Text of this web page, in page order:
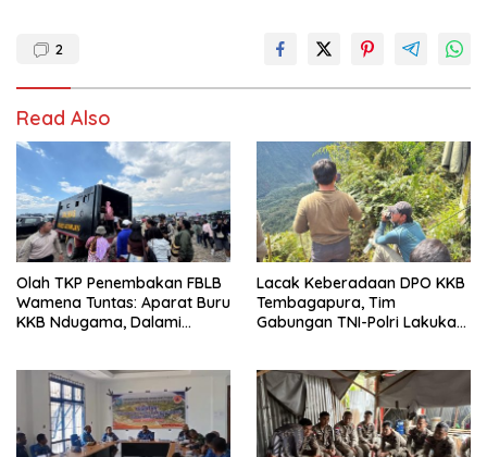
2
Read Also
Olah TKP Penembakan FBLB
Wamena Tuntas: Aparat Buru
KKB Ndugama, Dalami
Lacak Keberadaan DPO KKB
Tembagapura, Tim
Gabungan TNI-Polri Lakukan